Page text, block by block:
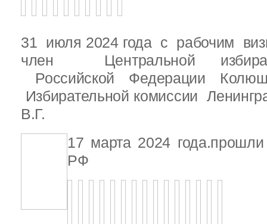
31 июля 2024 года с рабочим
член Центральной
Российской Федерации
Избирательной комиссии
В.Г.
17 марта 2024
РФ